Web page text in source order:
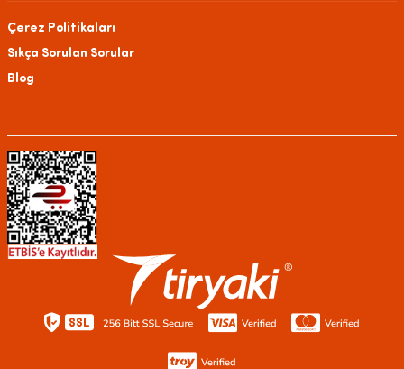
Çerez Politikaları
Sıkça Sorulan Sorular
Blog